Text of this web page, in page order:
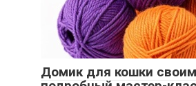
Домик для кошки